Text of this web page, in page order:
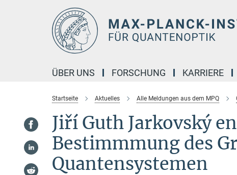
ÜBER UNS FORSCHUNG KARRIERE
Startseite Aktuelles Alle Meldungen aus dem MPQ
Jiří Guth Jarkovský
Bestimmmung des
Quantensystemen